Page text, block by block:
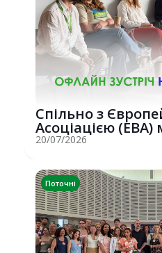
Спільно з
Асоціацією
потужну о...
20/07/2026
Поточні